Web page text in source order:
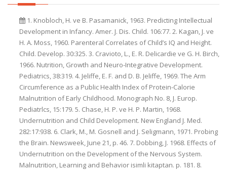
1. Knobloch, H. ve B. Pasamanick, 1963. Predicting Intellectual
Development in Infancy. Amer. J. Dis. Child. 106:77. 2. Kagan, J. ve
H. A. Moss, 1960. Parenteral Correlates of Child’s IQ and Height.
Child. Develop. 30:325. 3. Cravioto, L., E. R. Delicardie ve G. H. Birch,
1966. Nutrition, Growth and Neuro-Integrative Development.
Pediatrics, 38:319. 4. Jeliffe, E. F. and D. B. Jeliffe, 1969. The Arm
Circumference as a Public Health Index of Protein-Calorie
Malnutrition of Early Childhood. Monograph No. 8, J. Europ.
Pediatrlcs, 15:179. 5. Chase, H. P. ve H. P. Martin, 1968.
Undernutrition and Child Development. New England J. Med.
282:17:938. 6. Clark, M., M. Gosnell and J. Seligmann, 1971. Probing
the Brain. Newsweek, June 21, p. 46. 7. Dobbing, J. 1968. Effects of
Undernutrition on the Development of the Nervous System.
Malnutrition, Learning and Behavior isimli kitaptan. p. 181. 8.